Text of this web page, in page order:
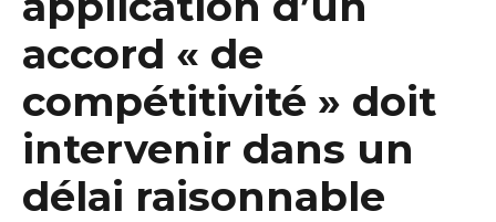
accord « de
compétitivité » doit
intervenir dans un
délai raisonnable